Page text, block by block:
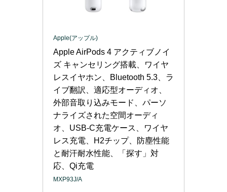
Apple(アップル)
Apple AirPods 4 アクティブノイ
ズ キャンセリング搭載、ワイヤ
レスイヤホン、Bluetooth 5.3、ラ
イブ翻訳、適応型オーディオ、
外部音取り込みモード、パーソ
ナライズされた空間オーディ
オ、USB-C充電ケース、ワイヤ
レス充電、H2チップ、防塵性能
と耐汗耐水性能、「探す」対
応、Qi充電
MXP93J/A